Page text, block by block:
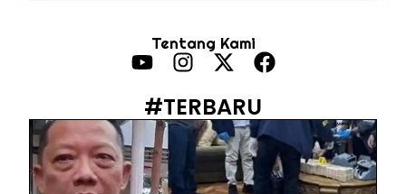
Istana Tegur Gaya Komunikasi Menteri PU Dody Hanggodo: Ulasan Komunikasi Krisis Pejabat Publik
Menteri PU Bidik Pidana Kasus Surat Cuti ASN Palsu! Begini Tanggapan PERADI YLC Surakarta
Tentang Kami
#TERBARU